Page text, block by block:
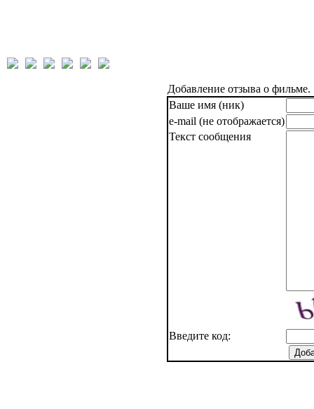
Добавление отзыва о фильме.
Ваше имя (ник)
e-mail (не отображается)
Текст сообщения
Введите код: